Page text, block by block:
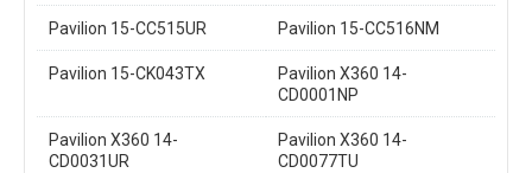
Pavilion 15-CC515UR Pavilion 15-CC516NM
Pavilion 15-CK043TX
Pavilion X360 14-
CD0001NP
Pavilion X360 14-
CD0031UR
Pavilion X360 14-
CD0077TU